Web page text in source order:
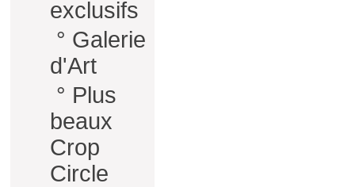
exclusifs
° Galerie
d'Art
° Plus
beaux
Crop
Circle